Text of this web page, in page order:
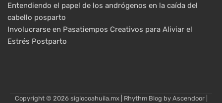
Entendiendo el papel de los andrógenos en la caída del
cabello posparto
Involucrarse en Pasatiempos Creativos para Aliviar el
Estrés Postparto
Copyright © 2026 siglocoahuila.mx| Rhythm Blog by Ascendoor|